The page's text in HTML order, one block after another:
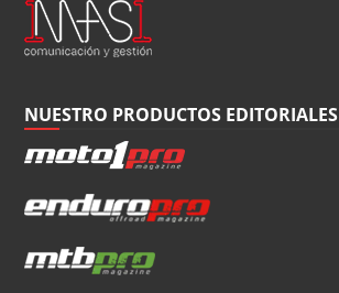
NUESTRO PRODUCTOS EDITORIALES